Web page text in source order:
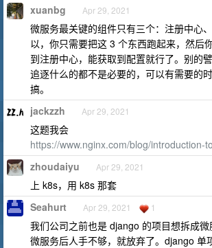
xuanbg Apr 29, 2021
微服务最关键的组件只有三个：注册中心
以，你只需要把这 3 个东西跑起来，然后
到注册中心，能获取到配置就行了。别的
追逐什么的都不是必要的，可以有需要的
搞。
jackzzh Apr 29, 2021
这题我会
https://www.nginx.com/blog/introduction-
zhoudaiyu Apr 29, 2021
上 k8s，用 k8s 那套
Seahurt Apr 29, 2021 1
我们公司之前也是 django 的项目想拆成
微服务后人手不够，就放弃了。django 单